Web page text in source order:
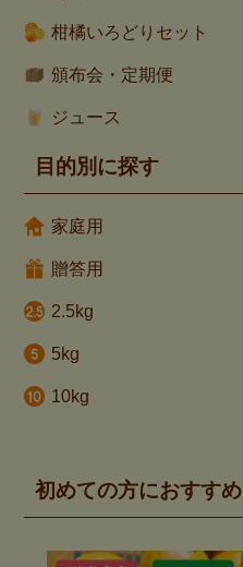
柑橘いろどりセット
頒布会・定期便
ジュース
目的別に探す
家庭用
贈答用
2.5kg
5kg
10kg
初めての方におすすめ